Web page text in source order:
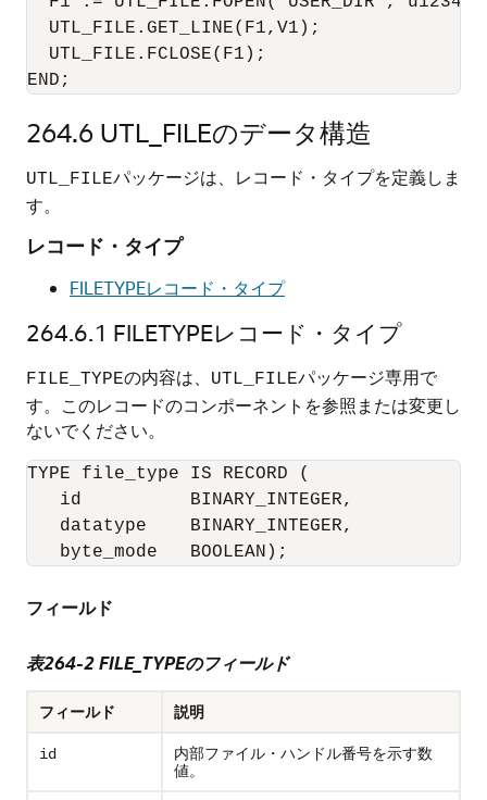
  UTL_FILE.GET_LINE(F1,V1);
  UTL_FILE.FCLOSE(F1);
END;
264.6 UTL_FILEのデータ構造
UTL_FILEパッケージは、レコード・タイプを定義しま
す。
レコード・タイプ
FILETYPEレコード・タイプ
264.6.1 FILETYPEレコード・タイプ
FILE_TYPEの内容は、 UTL_FILEパッケージ専用で
す。このレコードのコンポーネントを参照または変更し
ないでください。
TYPE file_type IS RECORD (
   id          BINARY_INTEGER,
   datatype    BINARY_INTEGER,
   byte_mode   BOOLEAN);
フィールド
表264-2 FILE_TYPEのフィールド
フィールド 説明
id
内部ファイル・ハンドル番号を示す数
値。